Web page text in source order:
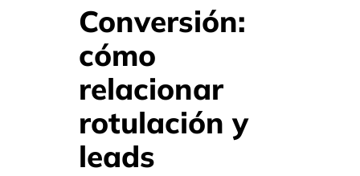
Conversión:
cómo
relacionar
rotulación y
leads